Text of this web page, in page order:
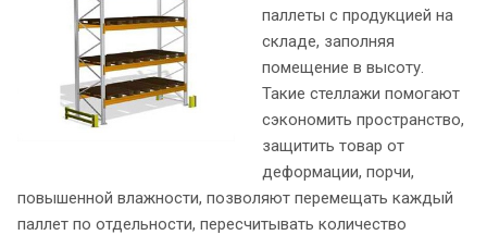
паллеты с продукцией на
складе, заполняя
помещение в высоту.
Такие стеллажи помогают
сэкономить пространство,
защитить товар от
деформации, порчи,
повышенной влажности, позволяют перемещать каждый
паллет по отдельности, пересчитывать количество